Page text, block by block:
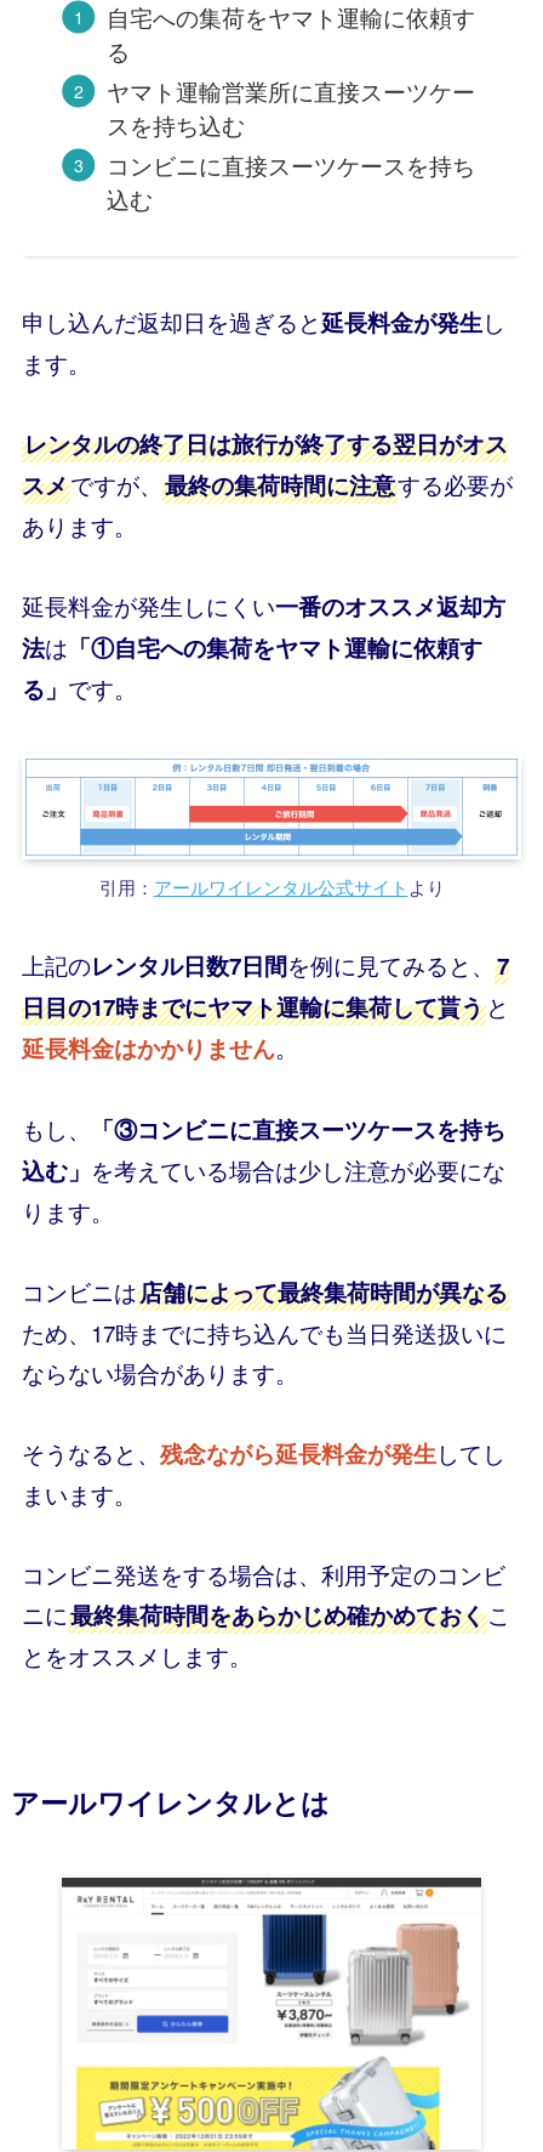
自宅への集荷をヤマト運輸に依頼す
る
ヤマト運輸営業所に直接スーツケー
スを持ち込む
コンビニに直接スーツケースを持ち
込む
申し込んだ返却日を過ぎると延長料金が発生し
ます。
レンタルの終了日は旅行が終了する翌日がオス
スメですが、 最終の集荷時間に注意する必要が
あります。
延長料金が発生しにくい一番のオススメ返却方
法は 「①自宅への集荷をヤマト運輸に依頼す
る」 です。
引用： アールワイレンタル公式サイト より
上記のレンタル日数7日間を例に見てみると、 7
日目の17時までにヤマト運輸に集荷して貰うと
延長料金はかかりません。
もし、
「③コンビニに直接スーツケースを持ち
込む」 を考えている場合は少し注意が必要にな
ります。
コンビニは店舗によって最終集荷時間が異なる
ため、17時までに持ち込んでも当日発送扱いに
ならない場合があります。
そうなると、 残念ながら延長料金が発生してし
まいます。
コンビニ発送をする場合は、利用予定のコンビ
ニに最終集荷時間をあらかじめ確かめておくこ
とをオススメします。
アールワイレンタルとは